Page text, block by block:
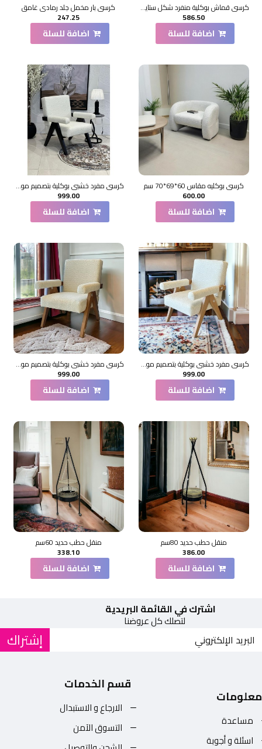
كرسي قماش بوكلية منفرد شكل ستايل وردة ابيض مقاس 50*50*90سم
586.50
اضافة للسلة
كرسي بار مخمل جلد رمادي غامق
247.25
اضافة للسلة
كرسي بوكليه مقاس 60*69*70 سم
600.00
اضافة للسلة
كرسي مفرد خشبي بوكلية بتصميم مودرين مميز ابيض خشب زان اسود 69×70×45سم
999.00
اضافة للسلة
كرسي مفرد خشبي بوكلية بتصميم مودرين مميز ابيض خشب زان بيج 69×70×45سم
999.00
اضافة للسلة
كرسي مفرد خشبي بوكلية بتصميم مودرين مميز خشب زان بني 69×70×45سم
999.00
اضافة للسلة
منقل حطب حديد 80سم
386.00
اضافة للسلة
منقل حطب حديد 60سم
338.10
اضافة للسلة
اشترك في القائمة البريدية
لتصلك كل عروضنا
إشتراك
معلومات
مساعدة
اسئلة و أجوبة
قسم الخدمات
الارجاع و الاستبدال
التسوق الآمن